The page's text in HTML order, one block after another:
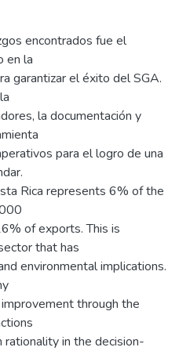
encontrados fue el
en la
garantizar el éxito del SGA.
la documentación y
para el logro de una
Rica represents 6% of the
of exports. This is
that has
environmental implications.
through the
rationality in the decision-